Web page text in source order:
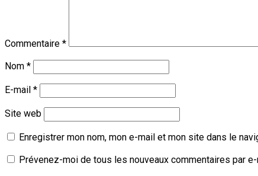
Commentaire *
Nom *
E-mail *
Site web
Enregistrer mon nom, mon e-mail et mon site dans le
Prévenez-moi de tous les nouveaux commentaires par e-